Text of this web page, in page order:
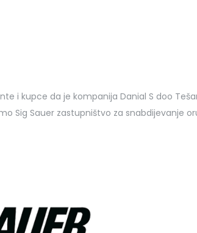
i kupce da je kompanija Danial S doo
Sig Sauer zastupništvo za snabdijevanje